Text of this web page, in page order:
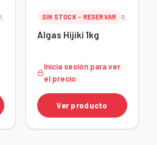
SIN STOCK - RESERVAR
Algas Hijiki 1kg
Inicia sesión para ver
el precio
Ver producto